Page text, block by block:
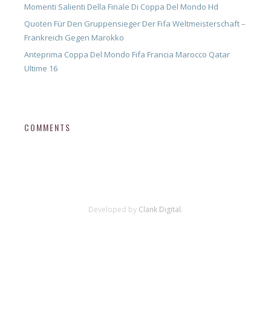
Momenti Salienti Della Finale Di Coppa Del Mondo Hd
Quoten Für Den Gruppensieger Der Fifa Weltmeisterschaft –
Frankreich Gegen Marokko
Anteprima Coppa Del Mondo Fifa Francia Marocco Qatar
Ultime 16
COMMENTS
Developed by Clank Digital.